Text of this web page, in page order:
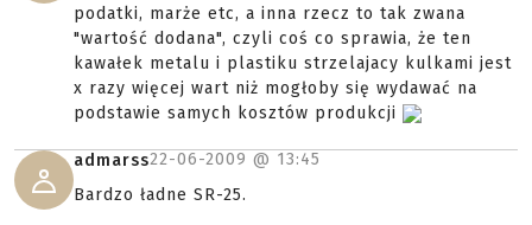
podatki, marże etc, a inna rzecz to tak zwana
"wartość dodana", czyli coś co sprawia, że ten
kawałek metalu i plastiku strzelajacy kulkami jest
x razy więcej wart niż mogłoby się wydawać na
podstawie samych kosztów produkcji
admarss22-06-2009 @ 13:45
Bardzo ładne SR-25.